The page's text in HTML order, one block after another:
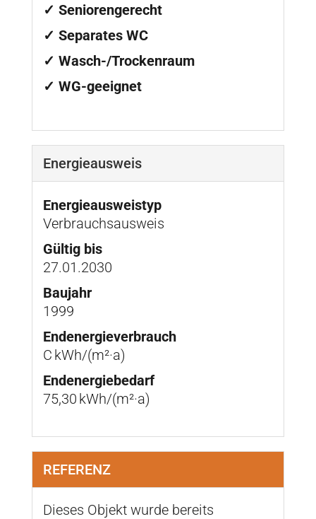
✓ Seniorengerecht
✓ Separates WC
✓ Wasch-/Trockenraum
✓ WG-geeignet
Energieausweis
Energieausweistyp
Verbrauchs­ausweis
Gültig bis
27.01.2030
Baujahr
1999
Endenergie­verbrauch
C kWh/(m²·a)
Endenergie­bedarf
75,30 kWh/(m²·a)
REFERENZ
Dieses Objekt wurde bereits